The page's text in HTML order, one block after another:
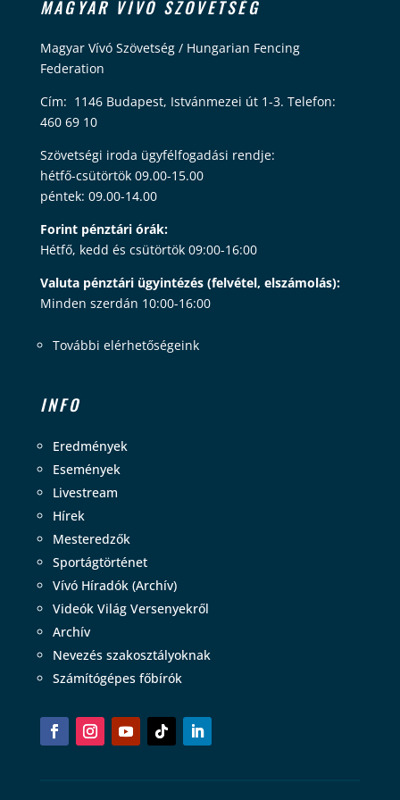
MAGYAR VÍVÓ SZÖVETSÉG
Magyar Vívó Szövetség / Hungarian Fencing
Federation
Cím: 1146 Budapest, Istvánmezei út 1-3. Telefon:
460 69 10
Szövetségi iroda ügyfélfogadási rendje:
hétfő-csütörtök 09.00-15.00
péntek: 09.00-14.00
Forint pénztári órák:
Hétfő, kedd és csütörtök 09:00-16:00
Valuta pénztári ügyintézés (felvétel, elszámolás):
Minden szerdán 10:00-16:00
További elérhetőségeink
INFO
Eredmények
Események
Livestream
Hírek
Mesteredzők
Sportágtörténet
Vívó Híradók (Archív)
Videók Világ Versenyekről
Archív
Nevezés szakosztályoknak
Számítógépes főbírók